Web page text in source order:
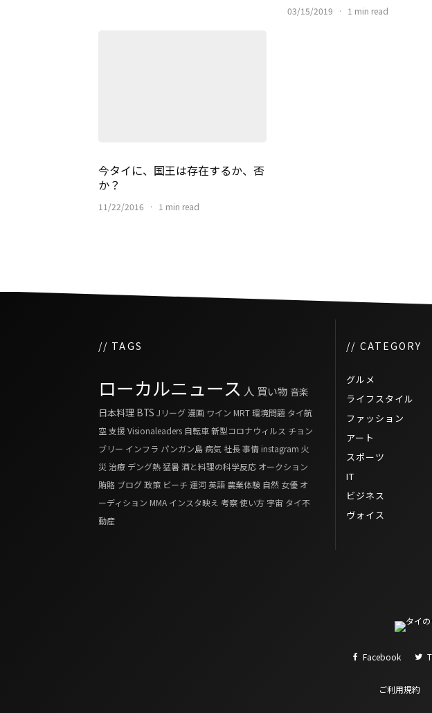
03/15/2019 · 1 min read
今タイに、国王は存在するか、否
か？
11/22/2016 · 1 min read
// TAGS
ローカルニュース 人 買い物 音楽
日本料理 BTS Jリーグ 漫画 ワイン MRT環境問題 タイ航
空 支援 Visionaleaders 自転車新型コロナウィルス チョン
ブリー インフラ パンガン島病気 社長事情instagram 火
災 治療 デング熱 猛暑酒と料理の科学反応 オークション
賄賂 ブログ政策 ビーチ運河 英語 農業体験 自然 女優 オ
ーディション MMA インスタ映え 考察使い方 宇宙 タイ不
動産
// CATEGORY
グルメ
ライフスタイル
ファッション
アート
スポーツ
IT
ビジネス
ヴォイス
Facebook
ご利用規約